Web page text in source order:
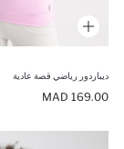
ديباردور رياضي قصة عادية
169.00 MAD